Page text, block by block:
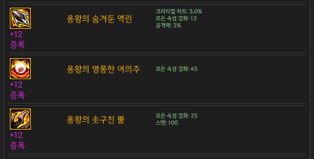
용왕의 숨겨둔 역린
크리티컬 히트: 3.0%
모든 속성 강화: 12
공격력: 3%
+12
증폭
용왕의 영롱한 여의주 모든 속성 강화: 45
+12
증폭
용왕의 솟구친 뿔
모든 속성 강화: 25
스탯: 100
+12
증폭